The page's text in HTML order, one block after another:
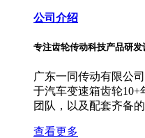
公司介绍
专注齿轮传动科技产品研发
广东一同传动有限公
于汽车变速箱齿轮
团队，以及配套齐备的
查看更多